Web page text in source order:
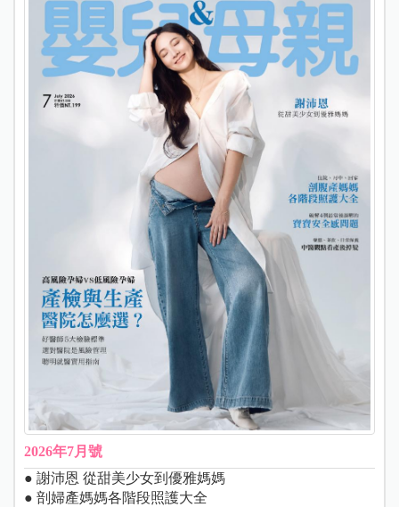
2026年7月號
● 謝沛恩 從甜美少女到優雅媽媽
● 剖婦產媽媽各階段照護大全